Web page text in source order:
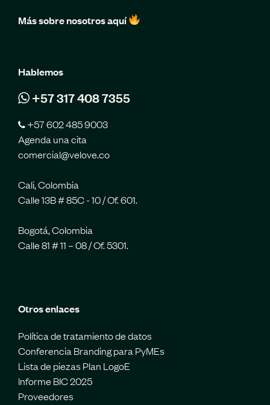
Más sobre nosotros aquí
Hablemos
+57 317 408 7355
+57 602 485 9003
Agenda una cita
comercial@velove.co
Cali, Colombia
Calle 13B # 85C - 10 / Of. 601.
Bogotá, Colombia
Calle 81 # 11 – 08 / Of. 5301.
Otros enlaces
Política de tratamiento de datos
Conferencia Branding para PyMEs
Lista de piezas Plan LogoE
Informe BIC 2025
Proveedores